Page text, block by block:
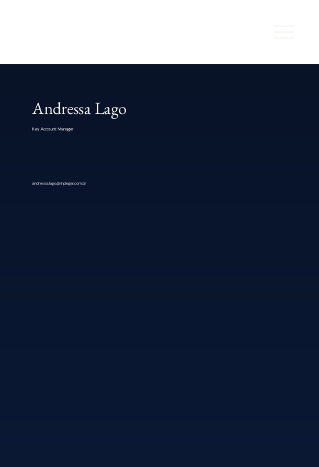
Andressa Lago
Key Account Manager
andressa.lago@mplegal.com.br